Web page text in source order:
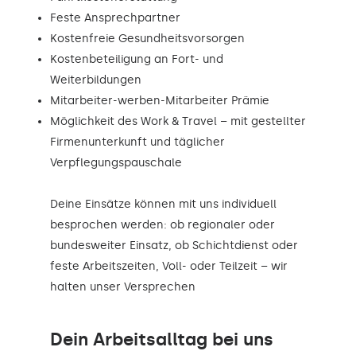
Feste Ansprechpartner
Kostenfreie Gesundheitsvorsorgen
Kostenbeteiligung an Fort- und
Weiterbildungen
Mitarbeiter-werben-Mitarbeiter Prämie
Möglichkeit des Work & Travel – mit gestellter
Firmenunterkunft und täglicher
Verpflegungspauschale
Deine Einsätze können mit uns individuell
besprochen werden: ob regionaler oder
bundesweiter Einsatz, ob Schichtdienst oder
feste Arbeitszeiten, Voll- oder Teilzeit – wir
halten unser Versprechen
Dein Arbeitsalltag bei uns